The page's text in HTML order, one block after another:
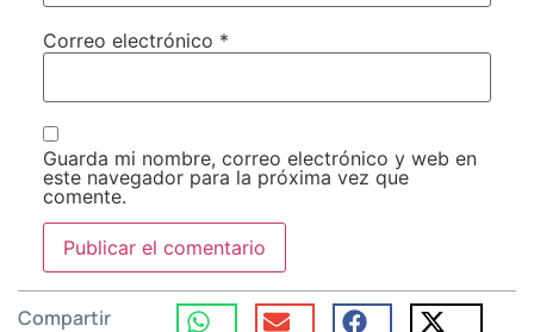
Correo electrónico *
Guarda mi nombre, correo electrónico y web en
este navegador para la próxima vez que
comente.
Compartir